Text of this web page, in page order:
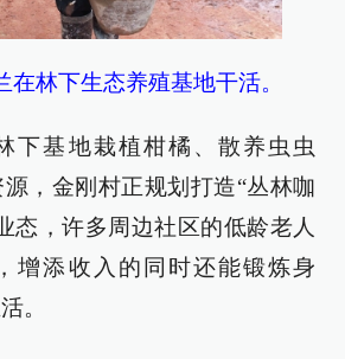
在林下生态养殖基地干活。
下基地栽植柑橘、散养虫虫
，金刚村正规划打造“丛林咖
态，许多周边社区的低龄老人
增添收入的同时还能锻炼身
。